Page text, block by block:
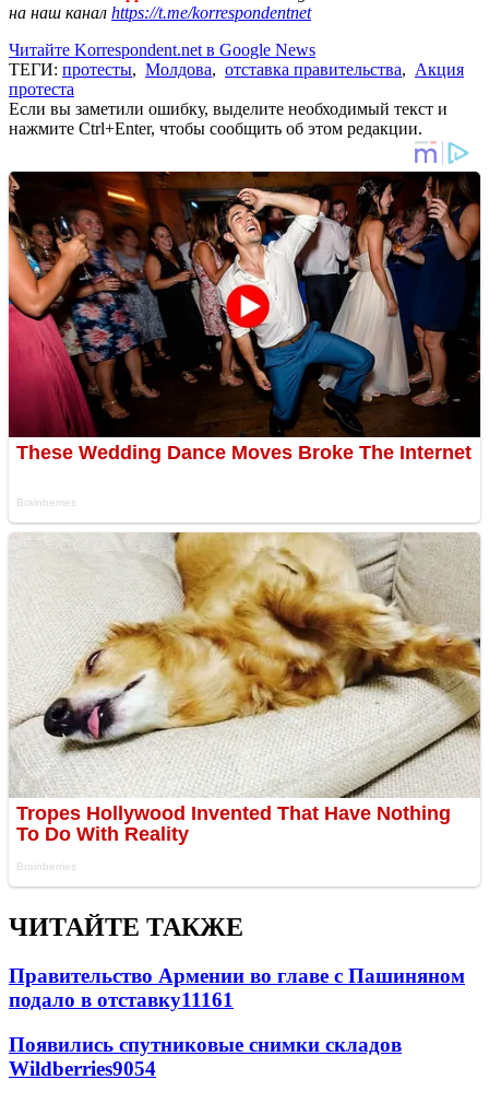
на наш канал https://t.me/korrespondentnet
Читайте Korrespondent.net в Google News
ТЕГИ: протесты, Молдова, отставка правительства, Акция
протеста
Если вы заметили ошибку, выделите необходимый текст и
нажмите Ctrl+Enter, чтобы сообщить об этом редакции.
ЧИТАЙТЕ ТАКЖЕ
Правительство Армении во главе с Пашиняном
подало в отставку11161
Появились спутниковые снимки складов
Wildberries9054